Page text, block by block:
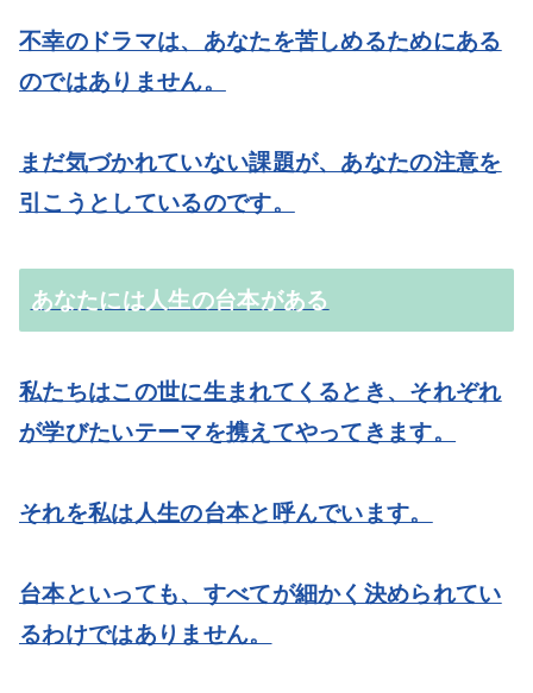
不幸のドラマは、あなたを苦しめるためにある
のではありません。
まだ気づかれていない課題が、あなたの注意を
引こうとしているのです。
あなたには人生の台本がある
私たちはこの世に生まれてくるとき、それぞれ
が学びたいテーマを携えてやってきます。
それを私は人生の台本と呼んでいます。
台本といっても、すべてが細かく決められてい
るわけではありません。